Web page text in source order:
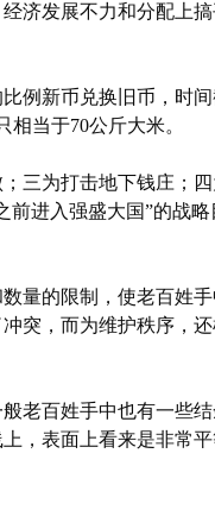
济发展不力和分配上
例新币兑换旧币，时
当于70公斤大米。
三为打击地下钱庄；四
前进入强盛大国”的战略
量的限制，使老百姓手
突，而为维护秩序，
老百姓手中也有一些结
，表面上看来是非常